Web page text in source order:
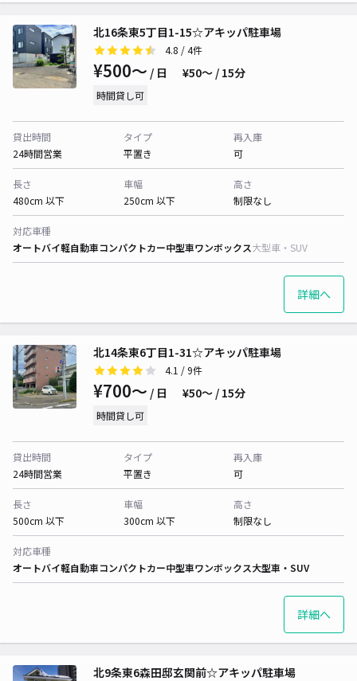
北16条東5丁目1-15☆アキッパ駐車場
4.8 / 4件
¥500〜 / 日 ¥50〜 / 15分
時間貸し可
貸出時間
24時間営業
タイプ
平置き
再入庫
可
長さ
480cm 以下
車幅
250cm 以下
高さ
制限なし
対応車種
オートバイ軽自動車コンパクトカー中型車ワンボックス大型車・SUV
詳細へ
北14条東6丁目1-31☆アキッパ駐車場
4.1 / 9件
¥700〜 / 日 ¥50〜 / 15分
時間貸し可
貸出時間
24時間営業
タイプ
平置き
再入庫
可
長さ
500cm 以下
車幅
300cm 以下
高さ
制限なし
対応車種
オートバイ軽自動車コンパクトカー中型車ワンボックス大型車・SUV
詳細へ
北9条東6森田邸玄関前☆アキッパ駐車場